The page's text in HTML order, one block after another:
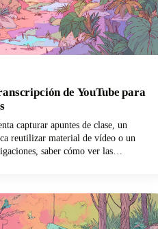
de YouTube para
capturar apuntes de clase, un
reutilizar material de vídeo o un
saber cómo ver las